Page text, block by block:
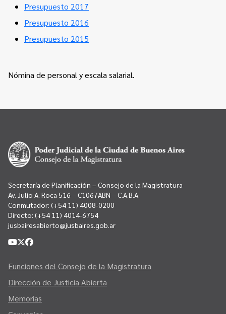
Presupuesto 2017
Presupuesto 2016
Presupuesto 2015
Nómina de personal y escala salarial.
Secretaría de Planificación – Consejo de la Magistratura
Av. Julio A. Roca 516 – C1067ABN – C.A.B.A.
Conmutador: (+54 11) 4008-0200
Directo: (+54 11) 4014-6754
jusbairesabierto@jusbaires.gob.ar
Funciones del Consejo de la Magistratura
Dirección de Justicia Abierta
Memorias